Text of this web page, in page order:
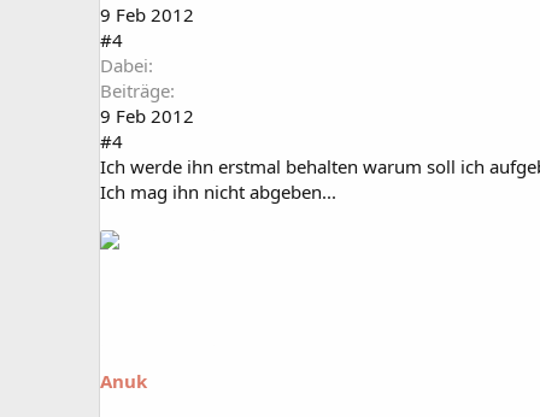
9 Feb 2012
#4
Dabei
Beiträge
9 Feb 2012
#4
Ich werde ihn erstmal behalten warum soll ich
Ich mag ihn nicht abgeben...
Anuk